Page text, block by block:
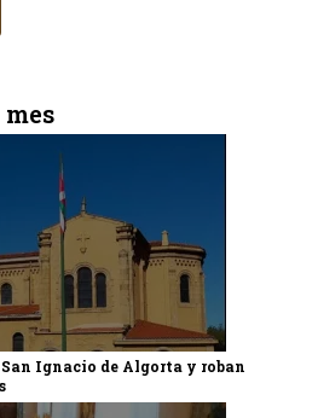
Ignacio de Algorta y roban